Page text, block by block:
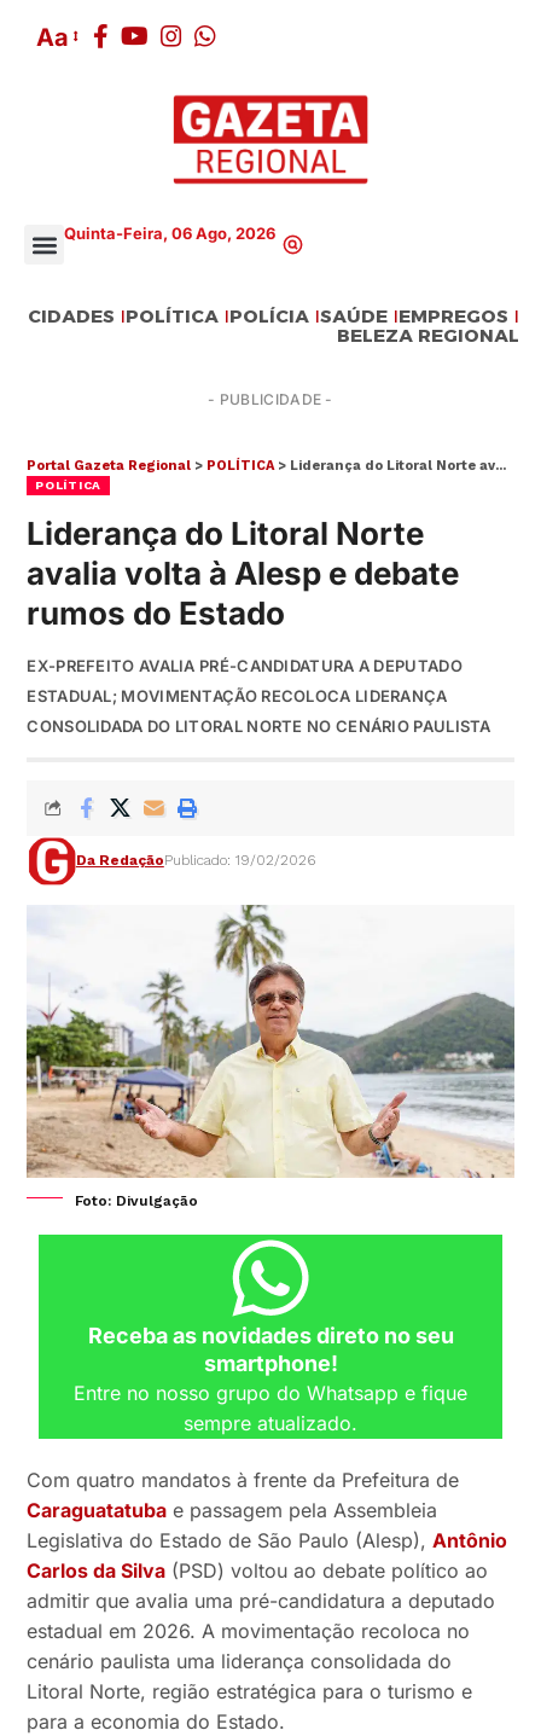
Aa
Quinta-Feira, 06 Ago, 2026
CIDADES POLÍTICA POLÍCIA SAÚDE EMPREGOS
BELEZA REGIONAL
- PUBLICIDADE -
Portal Gazeta Regional > POLÍTICA> Liderança do Litoral Norte avalia volta à Alesp e debate rumos do Estado
POLÍTICA
Liderança do Litoral Norte
avalia volta à Alesp e debate
rumos do Estado
EX-PREFEITO AVALIA PRÉ-CANDIDATURA A DEPUTADO
ESTADUAL; MOVIMENTAÇÃO RECOLOCA LIDERANÇA
CONSOLIDADA DO LITORAL NORTE NO CENÁRIO PAULISTA
Da RedaçãoPublicado: 19/02/2026
Foto: Divulgação
Receba as novidades direto no seu
smartphone!
Entre no nosso grupo do Whatsapp e fique
sempre atualizado.
Com quatro mandatos à frente da Prefeitura de
Caraguatatuba e passagem pela Assembleia
Legislativa do Estado de São Paulo (Alesp),Antônio
Carlos da Silva (PSD) voltou ao debate político ao
admitir que avalia uma pré-candidatura a deputado
estadual em 2026. A movimentação recoloca no
cenário paulista uma liderança consolidada do
Litoral Norte, região estratégica para o turismo e
para a economia do Estado.